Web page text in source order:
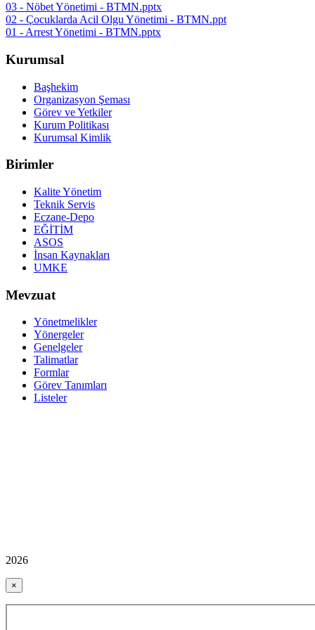
03 - Nöbet Yönetimi - BTMN.pptx
02 - Çocuklarda Acil Olgu Yönetimi - BTMN.ppt
01 - Arrest Yönetimi - BTMN.pptx
Kurumsal
Başhekim
Organizasyon Şeması
Görev ve Yetkiler
Kurum Politikası
Kurumsal Kimlik
Birimler
Kalite Yönetim
Teknik Servis
Eczane-Depo
EĞİTİM
ASOS
İnsan Kaynakları
UMKE
Mevzuat
Yönetmelikler
Yönergeler
Genelgeler
Talimatlar
Formlar
Görev Tanımları
Listeler
2026
×